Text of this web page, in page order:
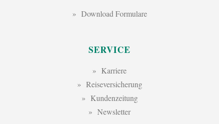
Download Formulare
SERVICE
Karriere
Reiseversicherung
Kundenzeitung
Newsletter